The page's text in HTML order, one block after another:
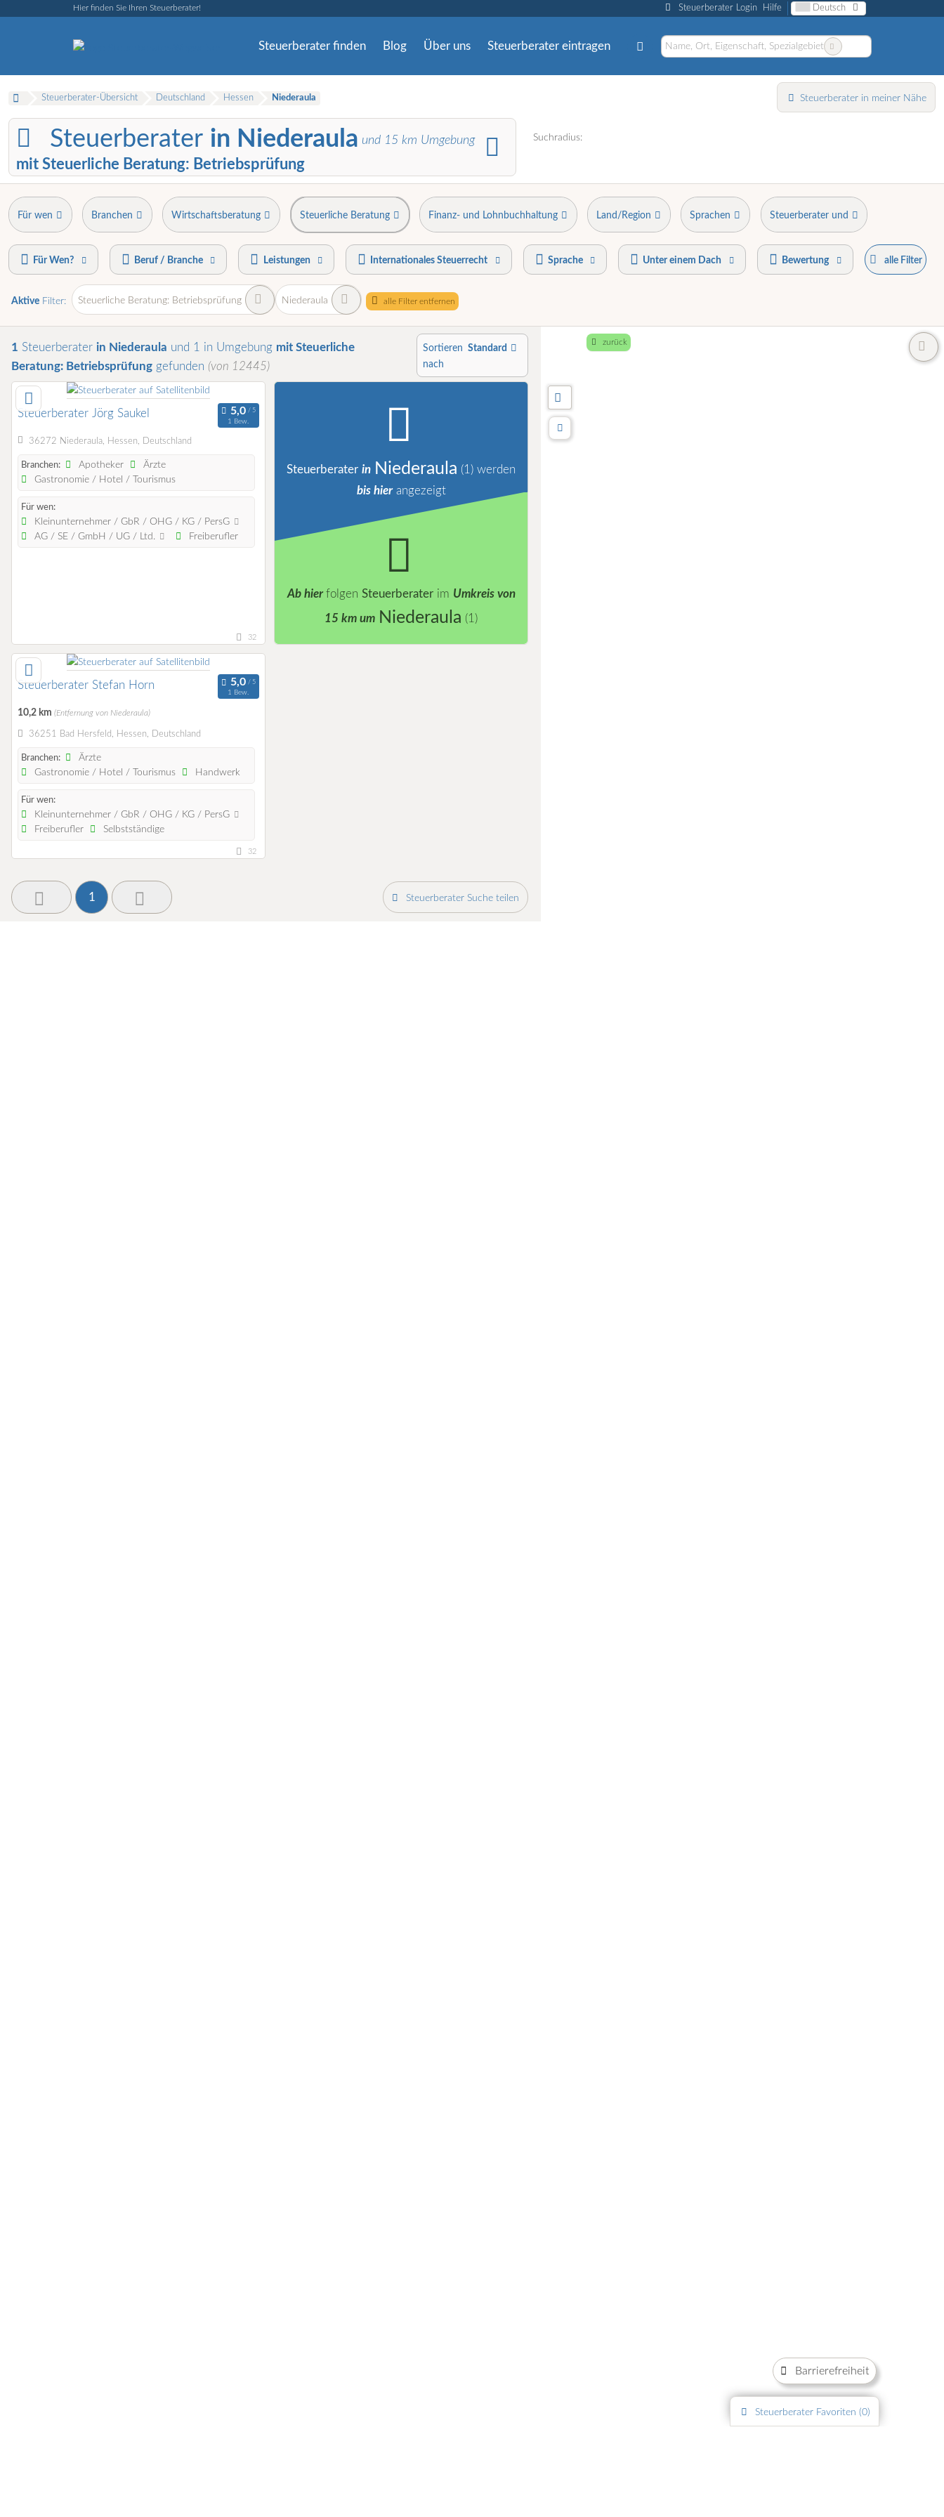
Hier finden Sie Ihren Steuerberater!
Barrierefreiheit
Steuerberater Login Hilfe Deutsch
Steuerberater finden Blog Über uns Steuerberater eintragen
Steuerberater-Übersicht Deutschland Hessen Niederaula Steuerberater in meiner Nähe
Steuerberater in Niederaula und 15 km Umgebung
mit Steuerliche Beratung: Betriebsprüfung
Suchradius:
Für wen Branchen Wirtschaftsberatung Steuerliche Beratung Finanz- und Lohnbuchhaltung Land/Region Sprachen Steuerberater und
Für Wen? Beruf / Branche Leistungen Internationales Steuerrecht Sprache Unter einem Dach Bewertung alle Filter
Aktive Filter: Steuerliche Beratung: Betriebsprüfung Niederaula alle Filter entfernen
1 Steuerberater in Niederaula und 1 in Umgebung mit Steuerliche
Beratung: Betriebsprüfung gefunden (von 12445)
Sortieren
nach
Standard
Steuerberater Jörg Saukel
1 Bew.
36272 Niederaula, Hessen, Deutschland
Branchen: Apotheker
Ärzte
Gastronomie / Hotel / Tourismus
Für wen:
Kleinunternehmer / GbR / OHG / KG / PersG
AG / SE / GmbH / UG / Ltd.
Freiberufler
32
Steuerberater in Niederaula (1) werden
bis hierangezeigt
Ab hierfolgen Steuerberaterim Umkreis von
15 km um Niederaula (1)
Steuerberater Stefan Horn
1 Bew.
10,2 km (Entfernung von Niederaula)
36251 Bad Hersfeld, Hessen, Deutschland
Branchen:
Ärzte
Gastronomie / Hotel / Tourismus
Handwerk
Für wen:
Kleinunternehmer / GbR / OHG / KG / PersG
Freiberufler
Selbstständige
32
1 Steuerberater Suche teilen
Steuerberater Favoriten (0)
zurück